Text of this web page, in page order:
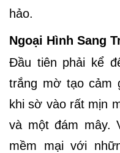
hảo.
Ngoại Hình Sang
Đầu tiên phải kể
trắng mờ tạo cảm
khi sờ vào rất mịn
và một đám mây.
mềm mại với